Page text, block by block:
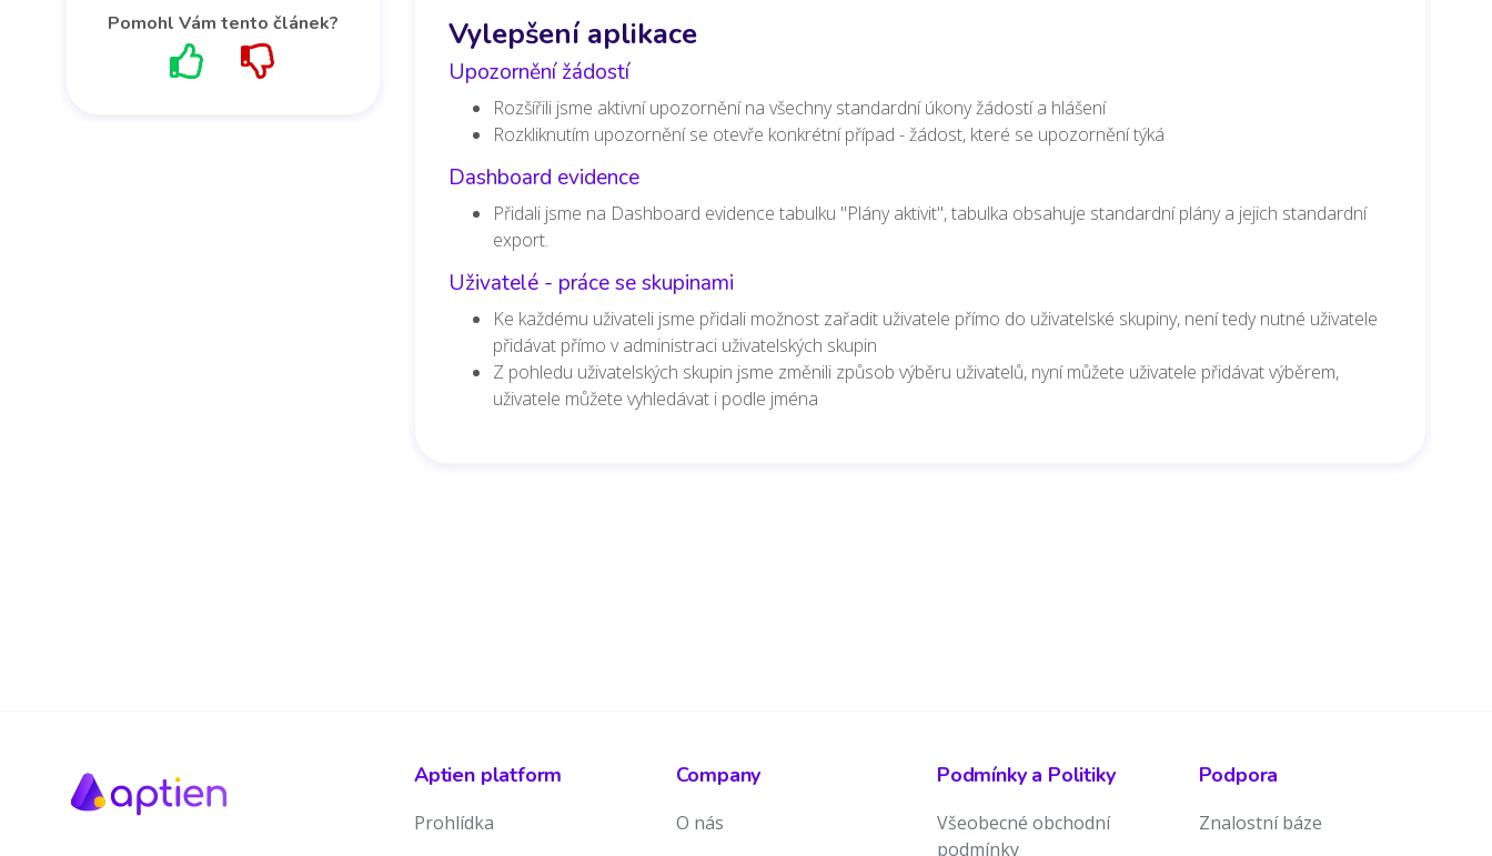
Pomohl Vám tento článek? Vylepšení aplikace
Upozornění žádostí
Rozšířili jsme aktivní upozornění na všechny standardní úkony žádostí a hlášení
Rozkliknutím upozornění se otevře konkrétní případ - žádost, které se upozornění týká
Dashboard evidence
Přidali jsme na Dashboard evidence tabulku "Plány aktivit", tabulka obsahuje standardní plány a jejich standardní
export.
Uživatelé - práce se skupinami
Ke každému uživateli jsme přidali možnost zařadit uživatele přímo do uživatelské skupiny, není tedy nutné uživatele
přidávat přímo v administraci uživatelských skupin
Z pohledu uživatelských skupin jsme změnili způsob výběru uživatelů, nyní můžete uživatele přidávat výběrem,
uživatele můžete vyhledávat i podle jména
Aptien platform
Prohlídka
Company
O nás
Podmínky a Politiky
Všeobecné obchodní
podmínky
Podpora
Znalostní báze